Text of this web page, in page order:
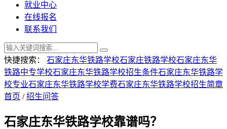
就业中心
在线报名
联系我们
快捷搜索： 石家庄东华铁路学校石家庄铁路学校石家庄东华
铁路中专学校石家庄东华铁路学校招生条件石家庄东华铁路学
校专业石家庄东华铁路学校学费石家庄东华铁路学校招生简章
首页 /招生问答
石家庄东华铁路学校靠谱吗？